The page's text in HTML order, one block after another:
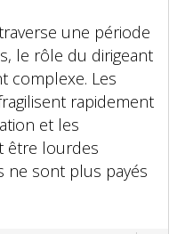
une période
le rôle du dirigeant
complexe. Les
rapidement
et les
être lourdes
ne sont plus payés